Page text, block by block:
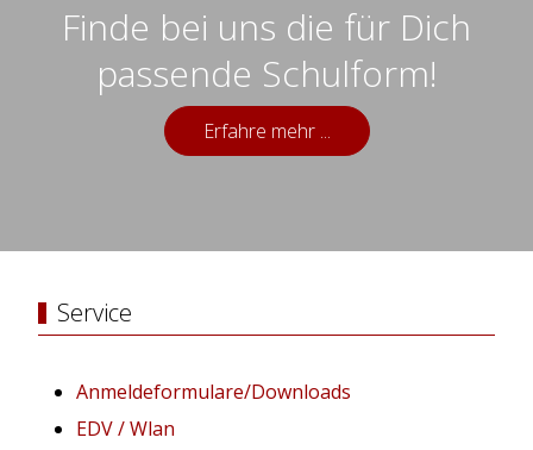
Finde bei uns die für Dich
passende Schulform!
Erfahre mehr ...
Service
Anmeldeformulare/Downloads
EDV / Wlan